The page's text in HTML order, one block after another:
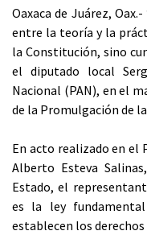
Oaxaca de Juárez,
entre la teoría y la
la Constitución, sino
el diputado local
Nacional (PAN), en el
de la Promulgación de
En acto realizado en el
Alberto Esteva
Estado, el
es la ley
establecen los